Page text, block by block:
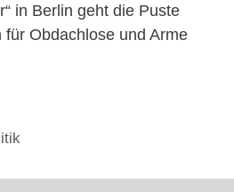
in Berlin geht die Puste
Obdachlose und Arme